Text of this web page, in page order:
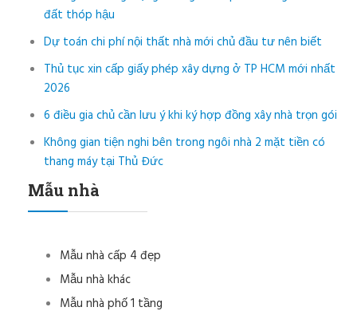
đất thóp hậu
Dự toán chi phí nội thất nhà mới chủ đầu tư nên biết
Thủ tục xin cấp giấy phép xây dựng ở TP HCM mới nhất
2026
6 điều gia chủ cần lưu ý khi ký hợp đồng xây nhà trọn gói
Không gian tiện nghi bên trong ngôi nhà 2 mặt tiền có
thang máy tại Thủ Đức
Mẫu nhà
Mẫu nhà cấp 4 đẹp
Mẫu nhà khác
Mẫu nhà phố 1 tầng